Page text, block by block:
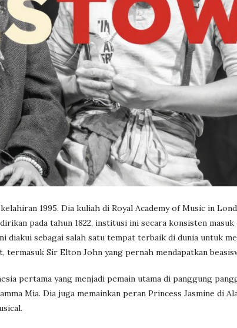
1995. Dia kuliah di Royal Academy of Music in
pada tahun 1822, institusi ini secara konsisten
sebagai salah satu tempat terbaik di dunia untuk
Sir Elton John yang pernah mendapatkan
pertama yang menjadi pemain utama di panggung
Mia. Dia juga memainkan peran Princess Jasmine di